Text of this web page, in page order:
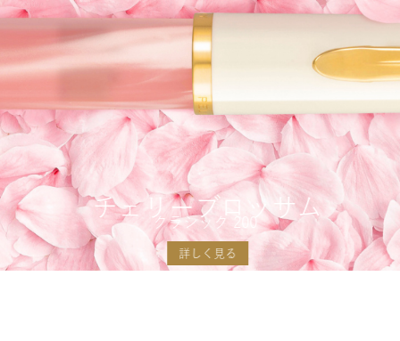
チェリーブロッサム
クラシック 200
詳しく見る